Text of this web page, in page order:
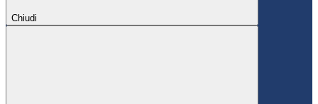
Chiudi